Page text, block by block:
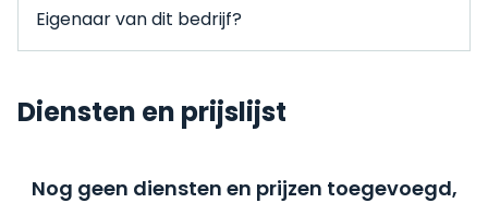
Eigenaar van dit bedrijf?
Diensten en prijslijst
Nog geen diensten en prijzen toegevoegd,